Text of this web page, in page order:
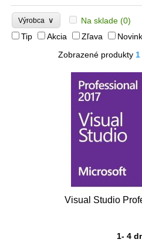
Výrobca ∨ Na sklade (0)
Tip
Akcia Zľava
Zobrazené produkty
Visual Studio
1- 4